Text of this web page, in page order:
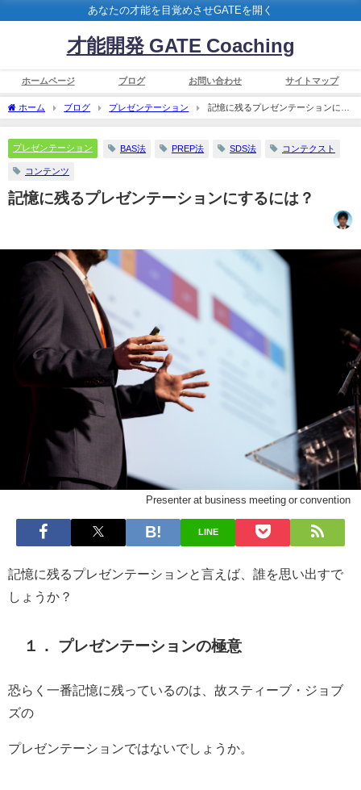
あなたの才能を目覚めさせGATEを開く
才能開発 GATE Coaching
ホームページ ブログ お問い合わせ サイトマップ
ホーム ブログ プレゼンテーション
記憶に残るプレゼンテーションにす
るには？
プレゼンテーション BAS法 PREP法 SDS法 コンテクスト
コンテンツ
記憶に残るプレゼンテーションにするには？
Presenter at business meeting or convention
LINE
記憶に残るプレゼンテーションと言えば、誰を思い出すで
しょうか？
１． プレゼンテーションの極意
恐らく一番記憶に残っているのは、故スティーブ・ジョブ
ズの
プレゼンテーションではないでしょうか。